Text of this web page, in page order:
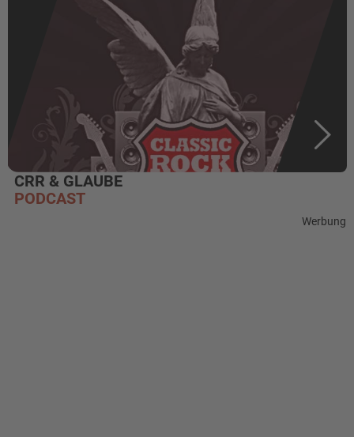
CRR & GLAUBE
PODCAST
Werbung